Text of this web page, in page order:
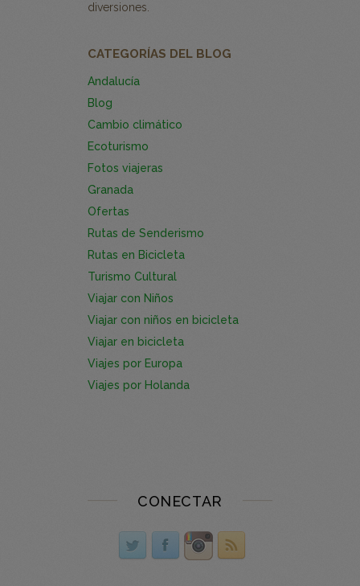
diversiones.
CATEGORÍAS DEL BLOG
Andalucía
Blog
Cambio climático
Ecoturismo
Fotos viajeras
Granada
Ofertas
Rutas de Senderismo
Rutas en Bicicleta
Turismo Cultural
Viajar con Niños
Viajar con niños en bicicleta
Viajar en bicicleta
Viajes por Europa
Viajes por Holanda
CONECTAR